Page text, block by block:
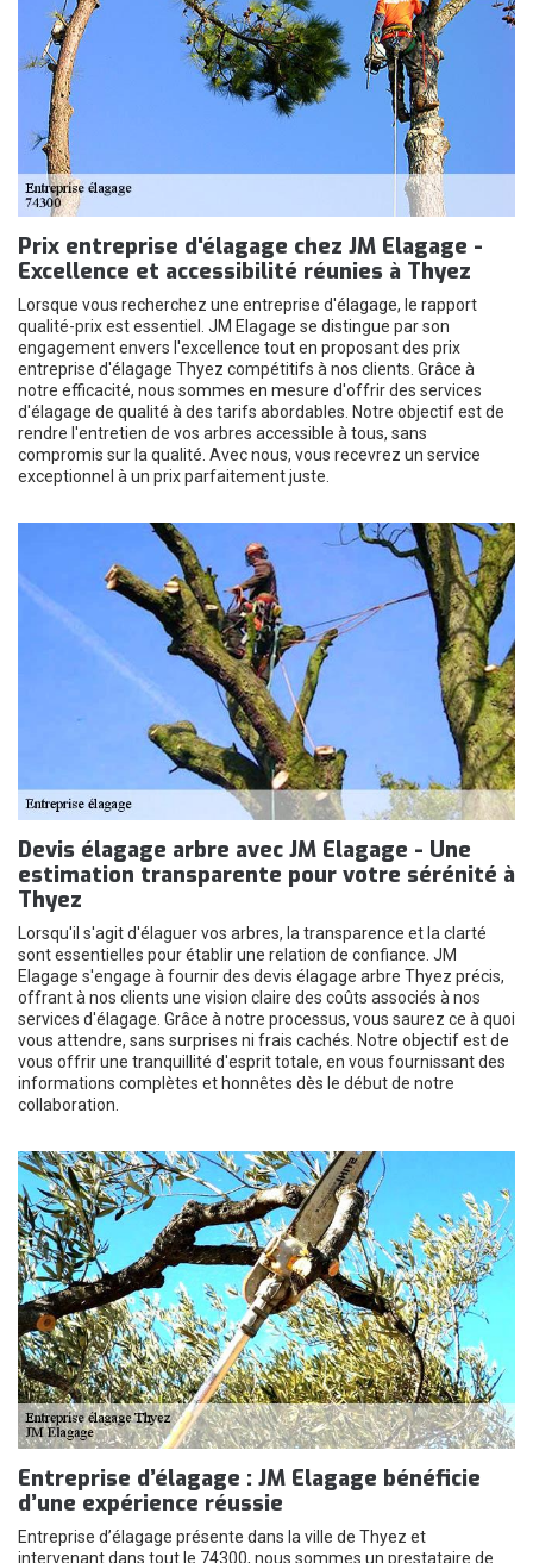
Prix entreprise d'élagage chez JM Elagage -
Excellence et accessibilité réunies à Thyez
Lorsque vous recherchez une entreprise d'élagage, le rapport
qualité-prix est essentiel. JM Elagage se distingue par son
engagement envers l'excellence tout en proposant des prix
entreprise d'élagage Thyez compétitifs à nos clients. Grâce à
notre efficacité, nous sommes en mesure d'offrir des services
d'élagage de qualité à des tarifs abordables. Notre objectif est de
rendre l'entretien de vos arbres accessible à tous, sans
compromis sur la qualité. Avec nous, vous recevrez un service
exceptionnel à un prix parfaitement juste.
Devis élagage arbre avec JM Elagage - Une
estimation transparente pour votre sérénité à
Thyez
Lorsqu'il s'agit d'élaguer vos arbres, la transparence et la clarté
sont essentielles pour établir une relation de confiance. JM
Elagage s'engage à fournir des devis élagage arbre Thyez précis,
offrant à nos clients une vision claire des coûts associés à nos
services d'élagage. Grâce à notre processus, vous saurez ce à quoi
vous attendre, sans surprises ni frais cachés. Notre objectif est de
vous offrir une tranquillité d'esprit totale, en vous fournissant des
informations complètes et honnêtes dès le début de notre
collaboration.
Entreprise d’élagage : JM Elagage bénéficie
d’une expérience réussie
Entreprise d’élagage présente dans la ville de Thyez et
intervenant dans tout le 74300, nous sommes un prestataire de